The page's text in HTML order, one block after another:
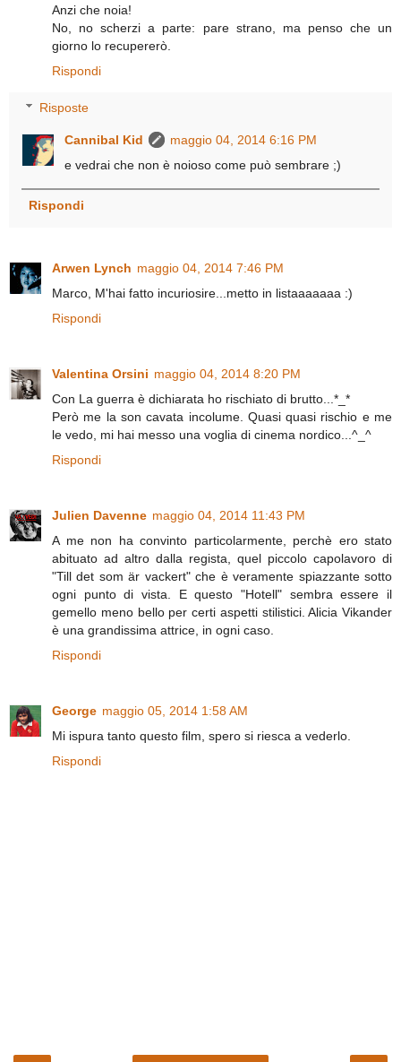
Anzi che noia!
No, no scherzi a parte: pare strano, ma penso che un
giorno lo recupererò.
Rispondi
Risposte
Cannibal Kid
maggio 04, 2014 6:16 PM
e vedrai che non è noioso come può sembrare ;)
Rispondi
Arwen Lynch maggio 04, 2014 7:46 PM
Marco, M'hai fatto incuriosire...metto in listaaaaaaa :)
Rispondi
Valentina Orsini maggio 04, 2014 8:20 PM
Con La guerra è dichiarata ho rischiato di brutto...*_*
Però me la son cavata incolume. Quasi quasi rischio e me
le vedo, mi hai messo una voglia di cinema nordico...^_^
Rispondi
Julien Davenne maggio 04, 2014 11:43 PM
A me non ha convinto particolarmente, perchè ero stato
abituato ad altro dalla regista, quel piccolo capolavoro di
"Till det som är vackert" che è veramente spiazzante sotto
ogni punto di vista. E questo "Hotell" sembra essere il
gemello meno bello per certi aspetti stilistici. Alicia Vikander
è una grandissima attrice, in ogni caso.
Rispondi
George maggio 05, 2014 1:58 AM
Mi ispura tanto questo film, spero si riesca a vederlo.
Rispondi